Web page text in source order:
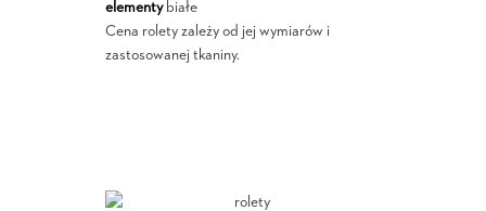
elementybiałe
Cena rolety zależy od jej wymiarów i
zastosowanej tkaniny.